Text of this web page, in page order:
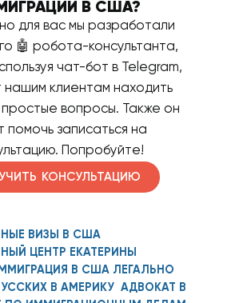
В США?
для вас мы разработали
🤖 робота-консультанта,
чат-бот в Telegram,
нашим клиентам находить
вопросы. Также он
помочь записаться на
Попробуйте!
КОНСУЛЬТАЦИЮ
ВИЗЫ В США
ЦЕНТР ЕКАТЕРИНЫ
В США ЛЕГАЛЬНО
В АМЕРИКУ
АДВОКАТ В